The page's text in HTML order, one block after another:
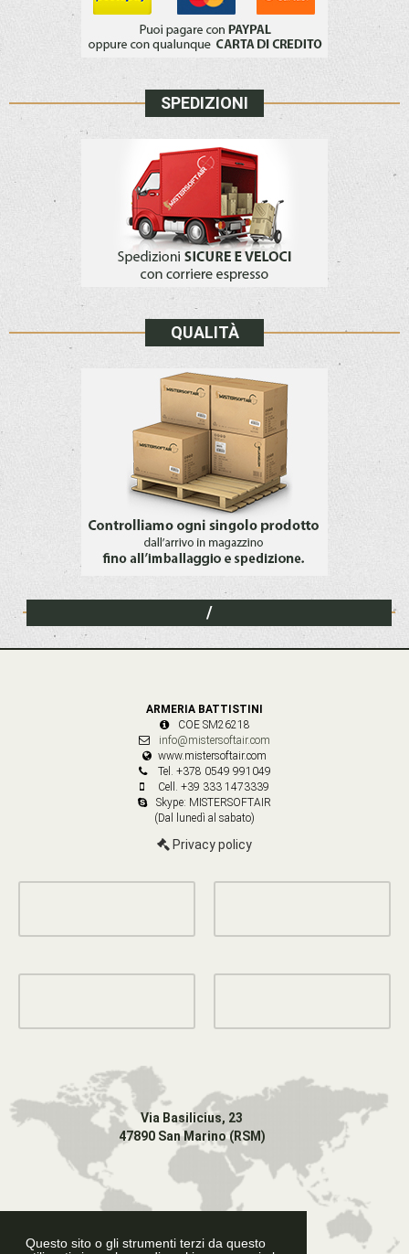
Questo sito o gli strumenti terzi da questo
SPEDIZIONI
QUALITÀ
/
ARMERIA BATTISTINI
COE SM26218
info@mistersoftair.com
www.mistersoftair.com
Tel. +378 0549 991049
Cell. +39 333 1473339
Skype: MISTERSOFTAIR
(Dal lunedì al sabato)
Privacy policy
Via Basilicius, 23
47890 San Marino (RSM)